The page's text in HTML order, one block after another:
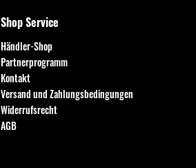
Shop Service
Händler-Shop
Partnerprogramm
Kontakt
Versand und Zahlungsbedingungen
Widerrufsrecht
AGB